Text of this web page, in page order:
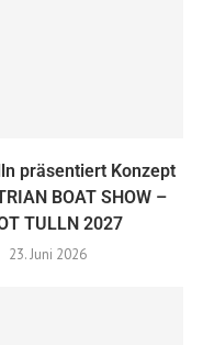
präsentiert Konzept
BOAT SHOW –
TULLN 2027
23. Juni 2026